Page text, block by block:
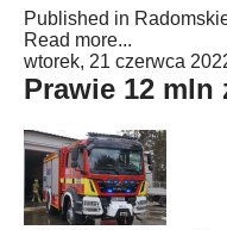
Published in
Read more...
wtorek, 21 czerwca
Prawie 12 mln